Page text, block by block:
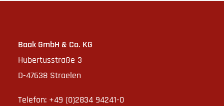
Baak GmbH & Co. KG
Hubertusstraße 3
D-47638 Straelen
Telefon: +49 (0)2834 94241-0